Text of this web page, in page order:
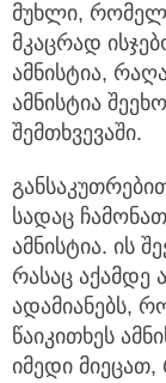
მუხლი,
მკაცრად
ამნისტია,
ამნისტია
შემთხვევაში.
სადაც
ამნისტია. ის
რასაც აქამდე
ადამიანებს,
წაიკითხეს
იმედი